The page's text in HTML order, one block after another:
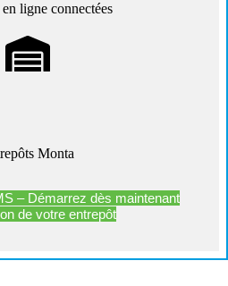
ligne connectées
Monta
– Démarrez dès maintenant
de votre entrepôt